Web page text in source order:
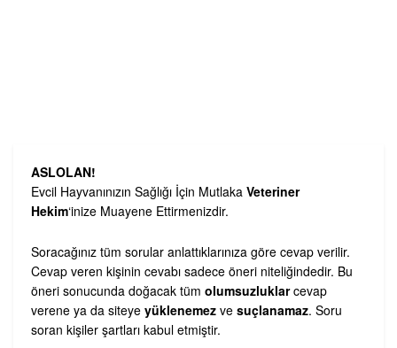
ASLOLAN!
Evcil Hayvanınızın Sağlığı İçin Mutlaka Veteriner
Hekim‘inize Muayene Ettirmenizdir.
Soracağınız tüm sorular anlattıklarınıza göre cevap verilir.
Cevap veren kişinin cevabı sadece öneri niteliğindedir. Bu
öneri sonucunda doğacak tüm olumsuzluklarcevap
verene ya da siteye yüklenemez ve suçlanamaz. Soru
soran kişiler şartları kabul etmiştir.